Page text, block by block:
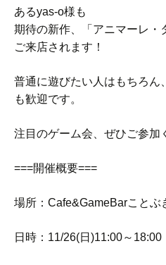
あるyas-o様も
期待の新作、「アニマーレ・
ご来店されます！
普通に遊びたい人はもちろん
も歓迎です。
注目のゲーム会、ぜひご参加
===開催概要===
場所：Cafe&GameBarことぶ
日時：11/26(日)11:00～18:00